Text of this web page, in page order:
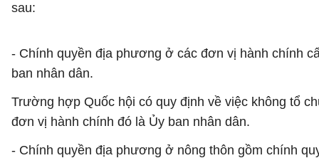
sau:
- Chính quyền địa phương ở các đơn vị hành chính
ban nhân dân.
Trường hợp Quốc hội có quy định về việc không tổ
đơn vị hành chính đó là Ủy ban nhân dân.
- Chính quyền địa phương ở nông thôn gồm chính